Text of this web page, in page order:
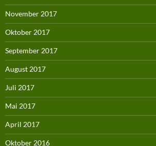
November 2017
Oktober 2017
September 2017
August 2017
Juli 2017
Mai 2017
April 2017
Oktober 2016